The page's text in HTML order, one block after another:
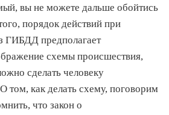
вы не можете дальше обойтись
порядок действий при
ГИБДД предполагает
схемы происшествия,
сделать человеку
том, как делать схему, поговорим
что закон о